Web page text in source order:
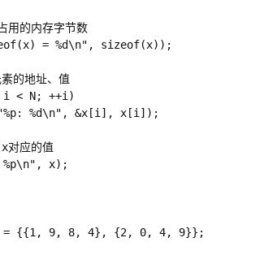
用的内存字节数
= %d\n", sizeof(x));
的地址、值
< N; ++i)
%d\n", &x[i], x[i]);
对应的值
{{1, 9, 8, 4}, {2, 0, 4, 9}};